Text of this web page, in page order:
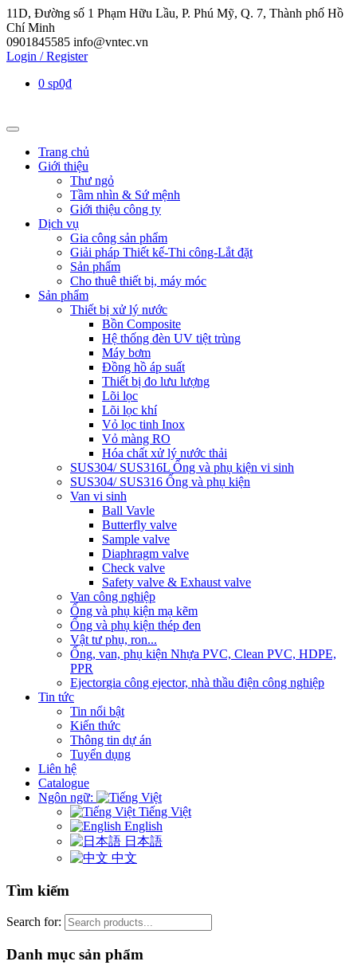
11D, Đường số 1 Phạm Hữu Lầu, P. Phú Mỹ, Q. 7, Thành phố Hồ
Chí Minh
0901845585 info@vntec.vn
Login / Register
0 sp0₫
Trang chủ
Giới thiệu
Thư ngỏ
Tầm nhìn & Sứ mệnh
Giới thiệu công ty
Dịch vụ
Gia công sản phẩm
Giải pháp Thiết kế-Thi công-Lắt đặt
Sản phẩm
Cho thuê thiết bị, máy móc
Sản phẩm
Thiết bị xử lý nước
Bồn Composite
Hệ thống đèn UV tiệt trùng
Máy bơm
Đồng hồ áp suất
Thiết bị đo lưu lượng
Lõi lọc
Lõi lọc khí
Vỏ lọc tinh Inox
Vỏ màng RO
Hóa chất xử lý nước thải
SUS304/ SUS316L Ống và phụ kiện vi sinh
SUS304/ SUS316 Ống và phụ kiện
Van vi sinh
Ball Vavle
Butterfly valve
Sample valve
Diaphragm valve
Check valve
Safety valve & Exhaust valve
Van công nghiệp
Ống và phụ kiện mạ kẽm
Ống và phụ kiện thép đen
Vật tư phụ, ron...
Ống, van, phụ kiện Nhựa PVC, Clean PVC, HDPE,
PPR
Ejectorgia công ejector, nhà thầu điện công nghiệp
Tin tức
Tin nổi bật
Kiến thức
Thông tin dự án
Tuyển dụng
Liên hệ
Catalogue
Ngôn ngữ:
Tiếng Việt
English
日本語
中文
Tìm kiếm
Search for:
Danh mục sản phẩm